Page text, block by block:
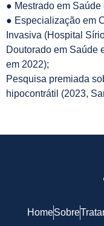
● Mestrado em
● Especialização em
Invasiva (Hospital
Doutorado em Saúde
em 2022);
Pesquisa premiada
hipocontrátil (2023,
HomeSobre